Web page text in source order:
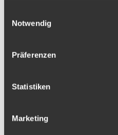
Notwendig
Präferenzen
Statistiken
Marketing